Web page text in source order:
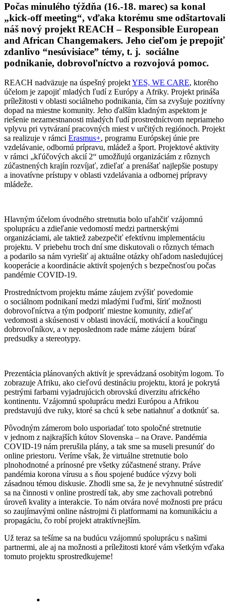
Počas minulého týždňa (16.-18. marec) sa konal
„kick-off meeting“, vďaka ktorému sme odštartovali
náš nový projekt REACH – Responsible European
and African Changemakers. Jeho cieľom je prepojiť
zdanlivo “nesúvisiace” témy, t. j. sociálne
podnikanie, dobrovoľníctvo a rozvojová pomoc.
REACH nadväzuje na úspešný projektYES, WE CARE, ktorého
účelom je zapojiť mladých ľudí z Európy a Afriky. Projekt prináša
príležitosti v oblasti sociálneho podnikania, čím sa zvyšuje pozitívny
dopad na miestne komunity. Jeho ďalším kladným aspektom je
riešenie nezamestnanosti mladých ľudí prostredníctvom nepriameho
vplyvu pri vytváraní pracovných miest v určitých regiónoch. Projekt
sa realizuje v rámci Erasmus+, programu Európskej únie pre
vzdelávanie, odbornú prípravu, mládež a šport. Projektové aktivity
v rámci „kľúčových akcií 2“ umožňujú organizáciám z rôznych
zúčastnených krajín rozvíjať, zdieľať a prenášať najlepšie postupy
a inovatívne prístupy v oblasti vzdelávania a odbornej prípravy
mládeže.
Hlavným účelom úvodného stretnutia bolo uľahčiť vzájomnú
spoluprácu a zdieľanie vedomostí medzi partnerskými
organizáciami, ale taktiež zabezpečiť efektívnu implementáciu
projektu. V priebehu troch dní sme diskutovali o rôznych témach
a podarilo sa nám vyriešiť aj aktuálne otázky ohľadom nasledujúcej
kooperácie a koordinácie aktivít spojených s bezpečnosťou počas
pandémie COVID-19.
Prostredníctvom projektu máme záujem zvýšiť povedomie
o sociálnom podnikaní medzi mladými ľuďmi, šíriť možnosti
dobrovoľníctva a tým podporiť miestne komunity, zdieľať
vedomosti a skúsenosti v oblasti inovácií, motivácií a koučingu
dobrovoľníkov, a v neposlednom rade máme záujem búrať
predsudky a stereotypy.
Prezentácia plánovaných aktivít je sprevádzaná osobitým logom. To
zobrazuje Afriku, ako cieľovú destináciu projektu, ktorá je pokrytá
pestrými farbami vyjadrujúcich obrovskú diverzitu afrického
kontinentu. Vzájomnú spoluprácu medzi Európou a Afrikou
predstavujú dve ruky, ktoré sa chcú k sebe natiahnuť a dotknúť sa.
Pôvodným zámerom bolo usporiadať toto spoločné stretnutie
v jednom z najkrajších kútov Slovenska – na Orave. Pandémia
COVID-19 nám prerušila plány, a tak sme sa museli presunúť do
online priestoru. Veríme však, že virtuálne stretnutie bolo
plnohodnotné a prínosné pre všetky zúčastnené strany. Práve
pandémia korona vírusu a s ňou spojené budúce výzvy boli
zásadnou témou diskusie. Zhodli sme sa, že je nevyhnutné sústrediť
sa na činnosti v online prostredí tak, aby sme zachovali potrebnú
úroveň kvality a interakcie. To nám otvára nové možnosti pre prácu
so zaujímavými online nástrojmi či platformami na komunikáciu a
propagáciu, čo robí projekt atraktívnejším.
Už teraz sa tešíme sa na budúcu vzájomnú spoluprácu s našimi
partnermi, ale aj na možnosti a príležitosti ktoré vám všetkým vďaka
tomuto projektu sprostredkujeme!